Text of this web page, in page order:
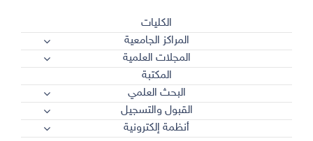
الكليات
المراكز الجامعية
المجلات العلمية
المكتبة
البحث العلمي
القبول والتسجيل
أنظمة إلكترونية